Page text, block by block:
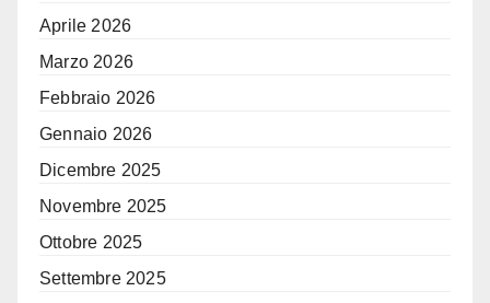
Aprile 2026
Marzo 2026
Febbraio 2026
Gennaio 2026
Dicembre 2025
Novembre 2025
Ottobre 2025
Settembre 2025